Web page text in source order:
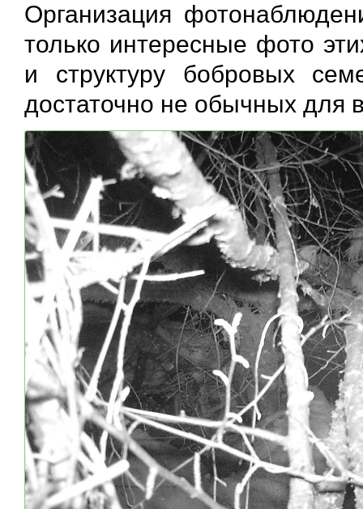
Организация
только интересные фото
и структуру бобровых
достаточно не обычных для